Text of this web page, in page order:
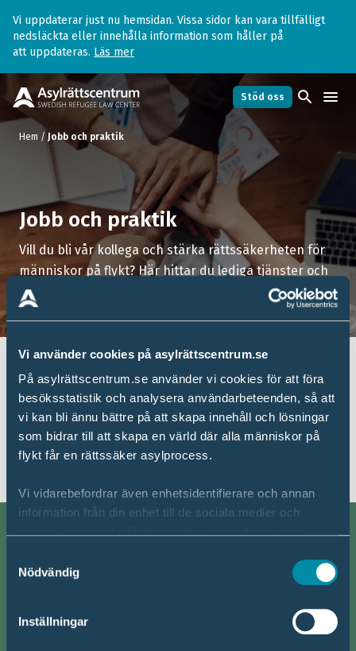
Vi använder cookies på asylrättscentrum.se
På asylrättscentrum.se använder vi cookies för att föra
besöksstatistik och analysera användarbeteenden, så att
vi kan bli ännu bättre på att skapa innehåll och lösningar
som bidrar till att skapa en värld där alla människor på
flykt får en rättssäker asylprocess.
Vi vidarebefordrar även enhetsidentifierare och annan
information från din enhet till de sociala medier och
information som du har tillhandahållit eller som de har
Läs mer om hur vi hanterar dina personuppgifter i vår
Nödvändig
Inställningar
Vi uppdaterar just nu hemsidan. Vissa sidor kan vara tillfälligt
nedsläckta eller innehålla information som håller på
att uppdateras. Läs mer
Stöd oss search menu
Hem / Jobb och praktik
Jobb och praktik
Vill du bli vår kollega och stärka rättssäkerheten för
människor på flykt? Här hittar du lediga tjänster och
praktikplatser hos oss.
Lediga tjänster
Just nu har vi inga lediga tjänster.
Vårt arbete
Jobb & praktik